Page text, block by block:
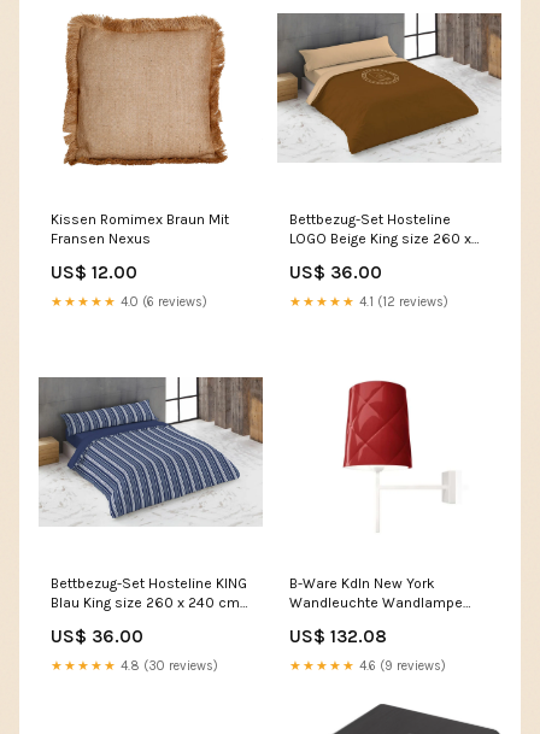
Kissen Romimex Braun Mit
Fransen Nexus
US$ 12.00
★★★★★ 4.0 (6 reviews)
Bettbezug-Set Hosteline
LOGO Beige King size 260 x
reference-2548
US$ 36.00
★★★★★ 4.1 (12 reviews)
Bettbezug-Set Hosteline KING
Blau King size 260 x 240 cm
US$ 36.00
★★★★★ 4.8 (30 reviews)
B-Ware Kdln New York
Wandleuchte Wandlampe
Gestell Weiß 2024-05-31
US$ 132.08
★★★★★ 4.6 (9 reviews)